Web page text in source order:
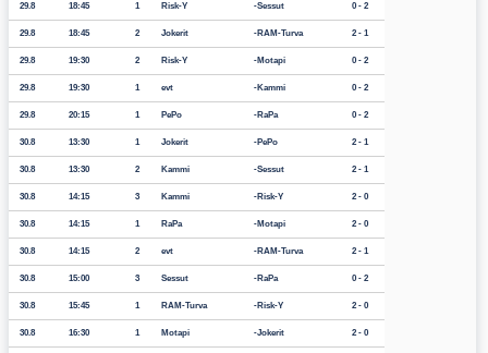
29.8 18:45 1 Risk-Y Sessut 0 - 2
29.8 18:45 2 Jokerit RAM-Turva 2 - 1
29.8 19:30 2 Risk-Y Motapi 0 - 2
29.8 19:30 1 evt Kammi 0 - 2
29.8 20:15 1 PePo RaPa 0 - 2
30.8 13:30 1 Jokerit PePo 2 - 1
30.8 13:30 2 Kammi Sessut 2 - 1
30.8 14:15 3 Kammi Risk-Y 2 - 0
30.8 14:15 1 RaPa Motapi 2 - 0
30.8 14:15 2 evt RAM-Turva 2 - 1
30.8 15:00 3 Sessut RaPa 0 - 2
30.8 15:45 1 RAM-Turva Risk-Y 2 - 0
30.8 16:30 1 Motapi Jokerit 2 - 0